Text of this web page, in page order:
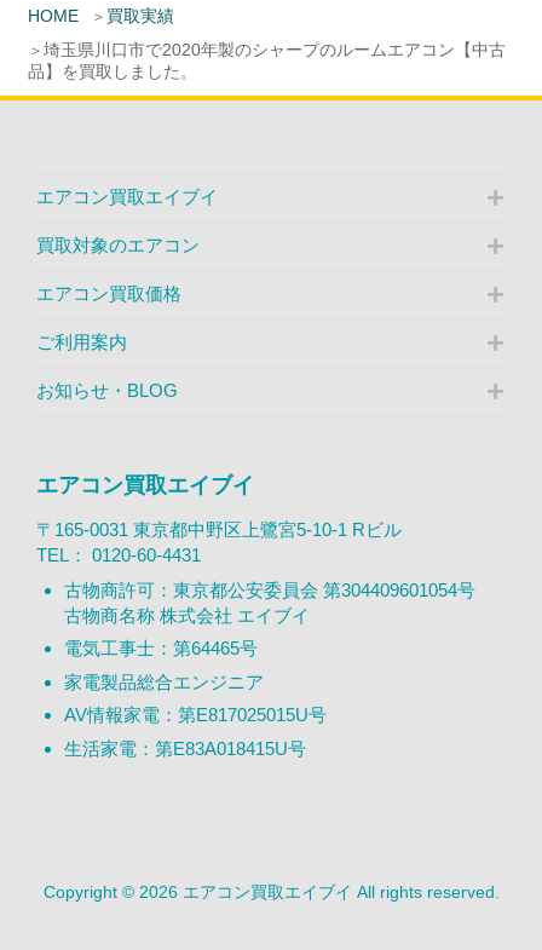
HOME
買取実績
埼玉県川口市で2020年製のシャープのルームエアコン【中古
品】を買取しました。
エアコン買取エイブイ
買取対象のエアコン
エアコン買取価格
ご利用案内
お知らせ・BLOG
エアコン買取エイブイ
〒165-0031 東京都中野区上鷺宮5-10-1 Rビル
TEL： 0120-60-4431
古物商許可：東京都公安委員会 第304409601054号
古物商名称 株式会社 エイブイ
電気工事士：第64465号
家電製品総合エンジニア
AV情報家電：第E817025015U号
生活家電：第E83A018415U号
Copyright © 2026 エアコン買取エイブイ All rights reserved.